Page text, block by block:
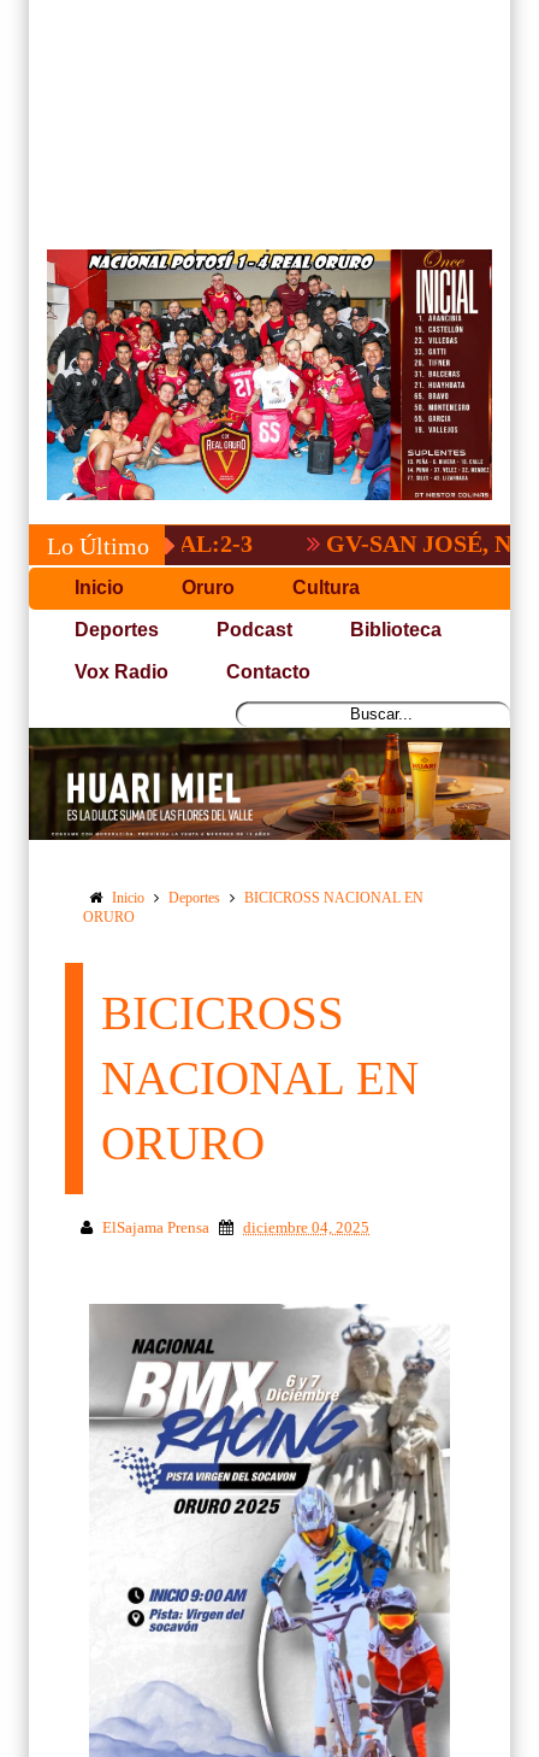
Lo Último 3 GV-SAN JOSÉ, NO PUDO
Inicio Oruro Cultura
Deportes Podcast Biblioteca
Vox Radio Contacto
Inicio Deportes
BICICROSS NACIONAL EN
ORURO
BICICROSS
NACIONAL EN
ORURO
ElSajama Prensa diciembre 04, 2025